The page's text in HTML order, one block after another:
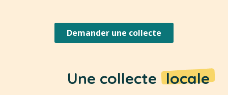
Demander une collecte
Une collecte locale